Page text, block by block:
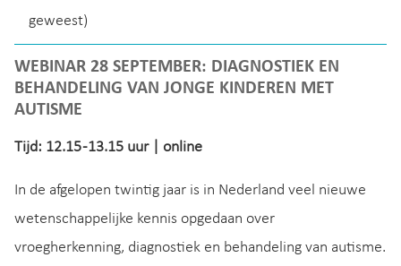
geweest)
WEBINAR 28 SEPTEMBER: DIAGNOSTIEK EN
BEHANDELING VAN JONGE KINDEREN MET
AUTISME
Tijd: 12.15 -13.15 uur | online
In de afgelopen twintig jaar is in Nederland veel nieuwe
wetenschappelijke kennis opgedaan over
vroegherkenning, diagnostiek en behandeling van autisme.